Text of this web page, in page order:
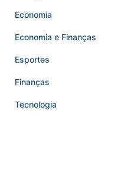
Economia
Economia e Finanças
Esportes
Finanças
Tecnologia